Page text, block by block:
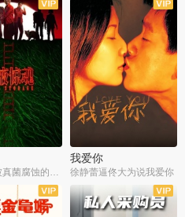
拯救即将被真菌腐蚀的世界
我爱你
徐静蕾逼佟大为说我爱你